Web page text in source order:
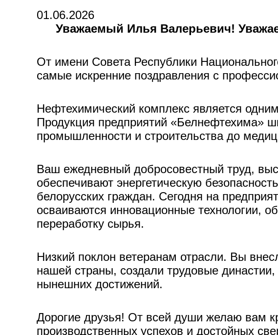
01.06.2026
Уважаемый Илья Валерьевич!
От имени Совета Республики
самые искренние поздравления с
Нефтехимический комплекс является
Продукция предприятий «Белнефтехима»
промышленности и строительства до
Ваш ежедневный добросовестный труд,
обеспечивают энергетическую
белорусских граждан. Сегодня на
осваиваются инновационные технологии,
переработку сырья.
Низкий поклон ветеранам отрасли. Вы
нашей страны, создали трудовые
нынешних достижений.
Дорогие друзья! От всей души желаю вам
производственных успехов и достойных